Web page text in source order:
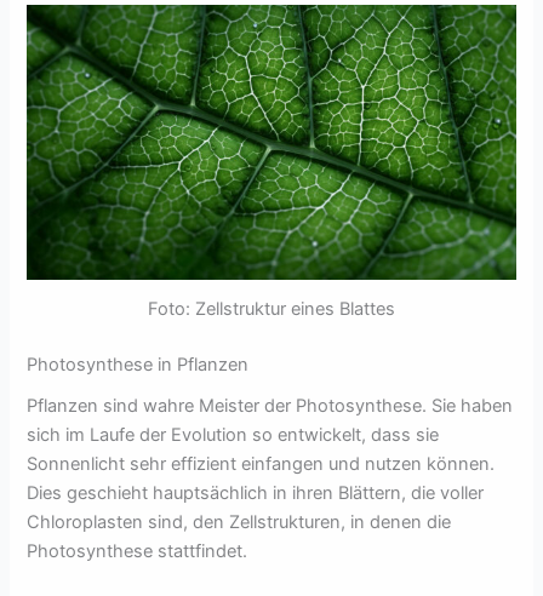
Foto: Zellstruktur eines Blattes
Photosynthese in Pflanzen
Pflanzen sind wahre Meister der Photosynthese. Sie haben
sich im Laufe der Evolution so entwickelt, dass sie
Sonnenlicht sehr effizient einfangen und nutzen können.
Dies geschieht hauptsächlich in ihren Blättern, die voller
Chloroplasten sind, den Zellstrukturen, in denen die
Photosynthese stattfindet.